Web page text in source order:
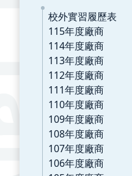
校外實習履歷表
115年度廠商
114年度廠商
113年度廠商
112年度廠商
111年度廠商
110年度廠商
109年度廠商
108年度廠商
107年度廠商
106年度廠商